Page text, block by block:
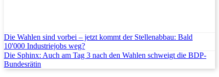
Die Wahlen sind vorbei – jetzt kommt der Stellenabbau: Bald
10'000 Industriejobs weg?
Die Sphinx: Auch am Tag 3 nach den Wahlen schweigt die BDP-
Bundesrätin